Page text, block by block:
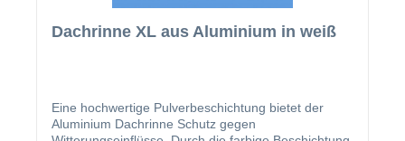
Dachrinne XL aus Aluminium in weiß
Eine hochwertige Pulverbeschichtung bietet der
Aluminium Dachrinne Schutz gegen